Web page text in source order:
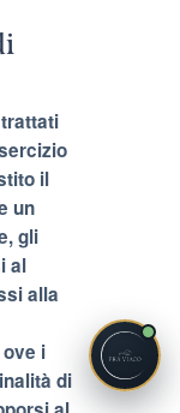
il
un
gli
al
alla
i
di